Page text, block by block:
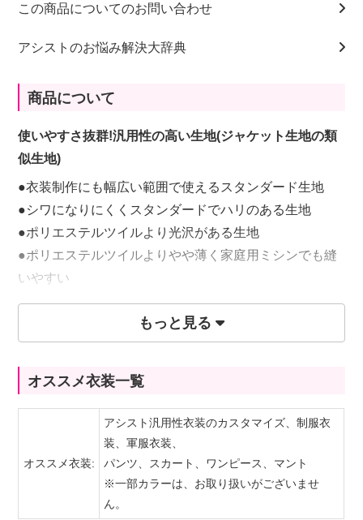
この商品についてのお問い合わせ
アシストのお悩み解決大辞典
商品について
使いやすさ抜群!汎用性の高い生地(ジャケット生地の類
似生地)
●衣装制作にも幅広い範囲で使えるスタンダード生地
●シワになりにくくスタンダードでハリのある生地
●ポリエステルツイルより光沢がある生地
●ポリエステルツイルよりやや薄く家庭用ミシンでも縫
いやすい
●全80カラー
65円(税込)/10cm
もっと見る
オススメ衣装一覧
オススメ衣装:
アシスト汎用性衣装のカスタマイズ、制服衣
装、軍服衣装、
パンツ、スカート、ワンピース、マント
※一部カラーは、お取り扱いがございませ
ん。